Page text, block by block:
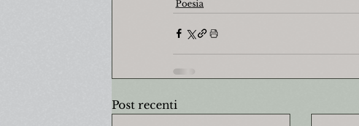
Poesia
Post recenti